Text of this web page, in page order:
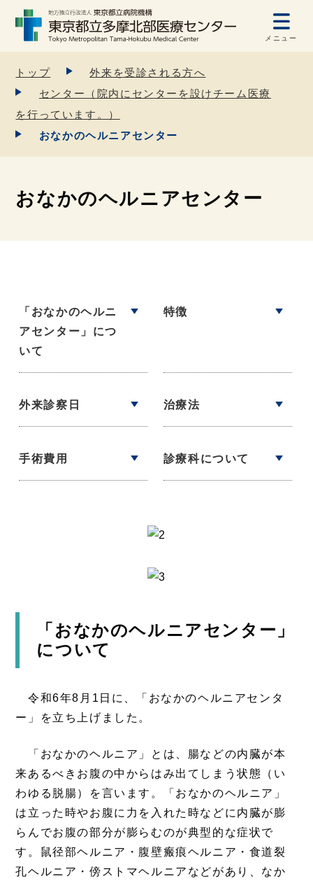
メニュー
トップ
外来を受診される方へ
センター（院内にセンターを設けチーム医療
を行っています。）
おなかのヘルニアセンター
おなかのヘルニアセンター
「おなかのヘルニ
アセンター」につ
いて
特徴
外来診察日 治療法
手術費用 診療科について
「おなかのヘルニアセンター」
について
令和6年8月1日に、「おなかのヘルニアセンタ
ー」を立ち上げました。
「おなかのヘルニア」とは、腸などの内臓が本
来あるべきお腹の中からはみ出てしまう状態（い
わゆる脱腸）を言います。「おなかのヘルニア」
は立った時やお腹に力を入れた時などに内臓が膨
らんでお腹の部分が膨らむのが典型的な症状で
す。鼠径部ヘルニア・腹壁瘢痕ヘルニア・食道裂
孔ヘルニア・傍ストマヘルニアなどがあり、なか